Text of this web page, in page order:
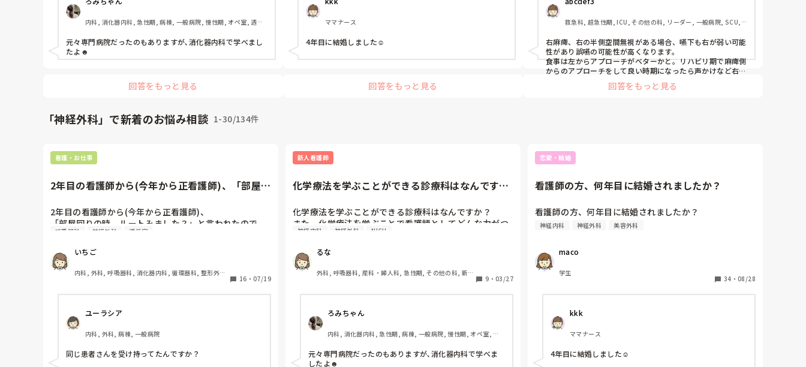
内科, 消化器内科, 急性期, 病棟, 一般病院, 慢性期, オペ室, 透析,
元々専門病院だったのもありますが､消化器内科で学べまし
回答をもっと見る
ママナース
4年目に結婚しました☺️
回答をもっと見る
救急科, 超急性期, ICU, その他の科, リーダー, 一般病院, SCU,
右麻痺、右の半側空間無視がある場合、嚥下も右が弱い可能
性があり誤嚥の可能性が高くなります。
食事は左からアプローチがベターかと。リハビリ期で麻痺側
からのアプローチをして良い時期になったら声かけなど右か
らやって、意識づけるようにしていきます。しかし、患者さ
んによってはかなりストレスと感じる方もいるのでその状況
回答をもっと見る
「神経外科」で新着のお悩み相談 1-30/134件
看護・お仕事
2年目の看護師から(今年から正看護師)、「部屋回
2年目の看護師から(今年から正看護師)、
「部屋回りの時、ルートみました？」と言われたので
「漏れてたので刺しかえましたよ。腫れてましたし。」
と言われたので見に行くとすでに抜針され、
反対の上肢にキープされていました。
今までキープしていた部位をみると止血がうまくされて
いない感じの皮下出血がありました。元々、浮腫があっ
せんでした。
バカにされているのでしょうか？
そもそも今日は日曜日でリーダーは私でしたが報告は全
くありませんでした。(リーダーに報告は必須)
呼吸器科 神経外科 透析室
いちご
内科, 外科, 呼吸器科, 消化器内科, 循環器科, 整形外科,
16 ・ 07/19
ユーラシア
内科, 外科, 病棟, 一般病院
同じ患者さんを受け持ってたんですか？
新人看護師
化学療法を学ぶことができる診療科はなんです
化学療法を学ぶことができる診療科はなんですか？
また、化学療法を学ぶことで看護師としてどんな力がつ
神経内科 神経外科 NICU
るな
外科, 呼吸器科, 産科・婦人科, 急性期, その他の科, 新人
9 ・ 03/27
ろみちゃん
内科, 消化器内科, 急性期, 病棟, 一般病院, 慢性期, オペ室, 透
元々専門病院だったのもありますが､消化器内科で学べま
恋愛・結婚
看護師の方、何年目に結婚されましたか？
看護師の方、何年目に結婚されましたか？
神経内科 神経外科 美容外科
maco
学生
34 ・ 08/28
kkk
ママナース
4年目に結婚しました☺️